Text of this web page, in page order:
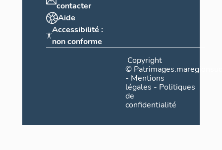
Verger
l'une des
contacter
Aide
Accessibilité :
non conforme
Copyright
©
- Mentions
légales - Politiques
de
confidentialité